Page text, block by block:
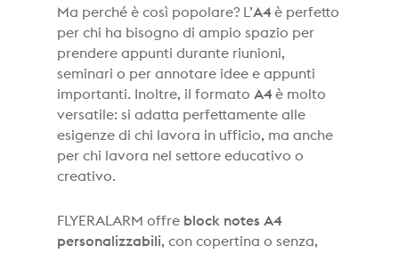
Ma perché è così popolare? L’A4 è perfetto
per chi ha bisogno di ampio spazio per
prendere appunti durante riunioni,
seminari o per annotare idee e appunti
importanti. Inoltre, il formato A4 è molto
versatile: si adatta perfettamente alle
esigenze di chi lavora in ufficio, ma anche
per chi lavora nel settore educativo o
creativo.
FLYERALARM offre block notes A4
personalizzabili, con copertina o senza,